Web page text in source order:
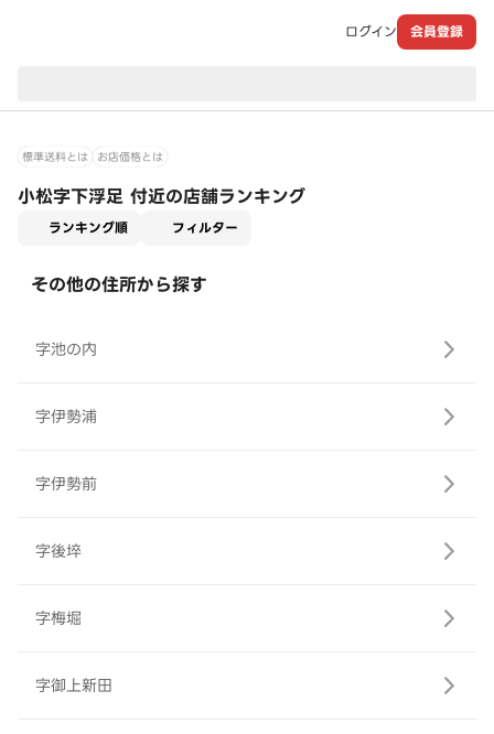
ログイン 会員登録
標準送料とは お店価格とは
小松字下浮足 付近の店舗ランキング
ランキング順 フィルター
その他の住所から探す
字池の内
字伊勢浦
字伊勢前
字後埣
字梅堀
字御上新田